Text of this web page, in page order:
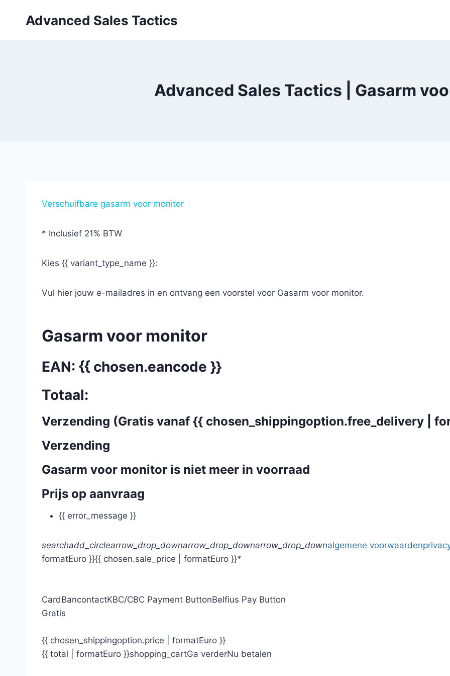
Advanced Sales Tactics
Advanced Sales Tactics | Gasarm
Verschuifbare gasarm voor monitor
* Inclusief 21% BTW
Kies {{ variant_type_name }}:
Vul hier jouw e-mailadres in en ontvang een voorstel voor Gasarm voor monitor.
Gasarm voor monitor
EAN: {{ chosen.eancode }}
Totaal:
Verzending (Gratis vanaf {{ chosen_shippingoption.free_delivery |
Verzending
Gasarm voor monitor is niet meer in voorraad
Prijs op aanvraag
{{ error_message }}
searchadd_circlearrow_drop_downarrow_drop_downarrow_drop_downalgemene voorwaarden
formatEuro }}{{ chosen.sale_price | formatEuro }}*
CardBancontactKBC/CBC Payment ButtonBelfius Pay Button
Gratis
{{ chosen_shippingoption.price | formatEuro }}
{{ total | formatEuro }}shopping_cartGa verderNu betalen